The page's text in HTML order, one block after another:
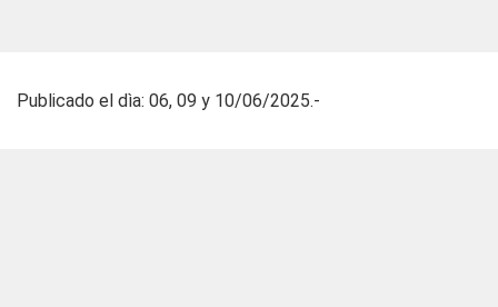
Publicado el dìa: 06, 09 y 10/06/2025.-